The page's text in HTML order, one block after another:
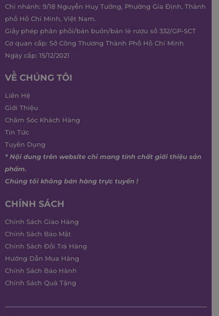
Chi nhánh: 9/18 Nguyễn Huy Tưởng, Phường Gia Định, Thành
phố Hồ Chí Minh, Việt Nam.
Giấy phép phân phối/bán buôn/bán lẻ rượu số 332/GP-SCT
Cơ quan cấp: Sở Công Thương Thành Phố Hồ Chí Minh
Ngày cấp: 15/12/2021
VỀ CHÚNG TÔI
Liên Hệ
Giới Thiệu
Chăm Sóc Khách Hàng
Tin Tức
Tuyển Dụng
* Nội dung trên website chỉ mang tính chất giới thiệu sản
phẩm.
Chúng tôi không bán hàng trực tuyến !
CHÍNH SÁCH
Chính Sách Giao Hàng
Chính Sách Bảo Mật
Chính Sách Đổi Trả Hàng
Hướng Dẫn Mua Hàng
Chính Sách Bảo Hành
Chính Sách Quà Tặng